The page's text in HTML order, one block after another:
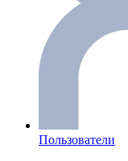
Пользователи